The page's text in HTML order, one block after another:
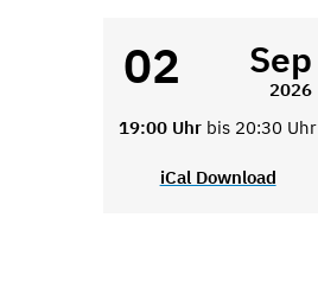
02 Sep
2026
19:00 Uhr bis 20:30 Uhr
iCal Download